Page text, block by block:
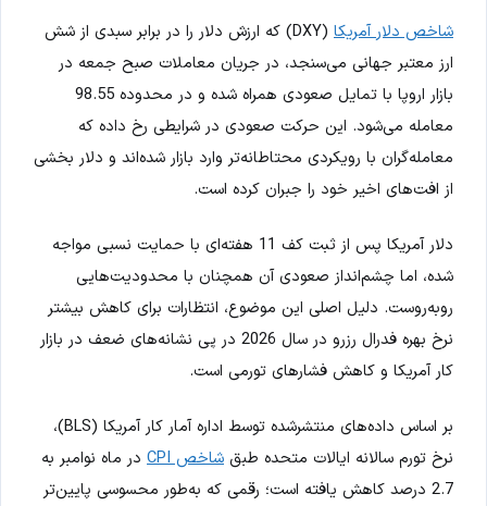
شاخص دلار آمریکا
(DXY) که ارزش دلار را در برابر سبدی از شش
ارز معتبر جهانی می‌سنجد، در جریان معاملات صبح جمعه در
بازار اروپا با تمایل صعودی همراه شده و در محدوده 98.55
معامله می‌شود. این حرکت صعودی در شرایطی رخ داده که
معامله‌گران با رویکردی محتاطانه‌تر وارد بازار شده‌اند و دلار بخشی
از افت‌های اخیر خود را جبران کرده است.
دلار آمریکا پس از ثبت کف 11 هفته‌ای با حمایت نسبی مواجه
شده، اما چشم‌انداز صعودی آن همچنان با محدودیت‌هایی
روبه‌روست. دلیل اصلی این موضوع، انتظارات برای کاهش بیشتر
نرخ بهره فدرال رزرو در سال 2026 در پی نشانه‌های ضعف در بازار
کار آمریکا و کاهش فشارهای تورمی است.
بر اساس داده‌های منتشرشده توسط اداره آمار کار آمریکا (BLS)،
نرخ تورم سالانه ایالات متحده طبق شاخص CPI
در ماه نوامبر به
2.7 درصد کاهش یافته است؛ رقمی که به‌طور محسوسی پایین‌تر